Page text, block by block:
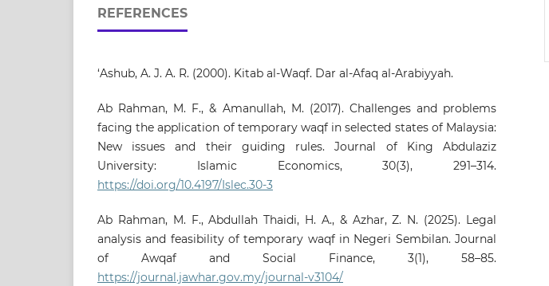
REFERENCES
‘Ashub, A. J. A. R. (2000). Kitab al-Waqf. Dar al-Afaq al-Arabiyyah.
Ab Rahman, M. F., & Amanullah, M. (2017). Challenges and problems
facing the application of temporary waqf in selected states of Malaysia:
New issues and their guiding rules. Journal of King Abdulaziz
University: Islamic Economics, 30(3), 291–314.
https://doi.org/10.4197/Islec.30-3
Ab Rahman, M. F., Abdullah Thaidi, H. A., & Azhar, Z. N. (2025). Legal
analysis and feasibility of temporary waqf in Negeri Sembilan. Journal
of Awqaf and Social Finance, 3(1), 58–85.
https://journal.jawhar.gov.my/journal-v3104/